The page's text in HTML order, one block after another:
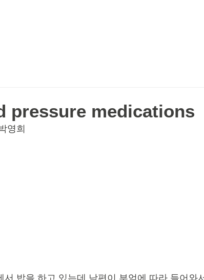
pressure medications
영희